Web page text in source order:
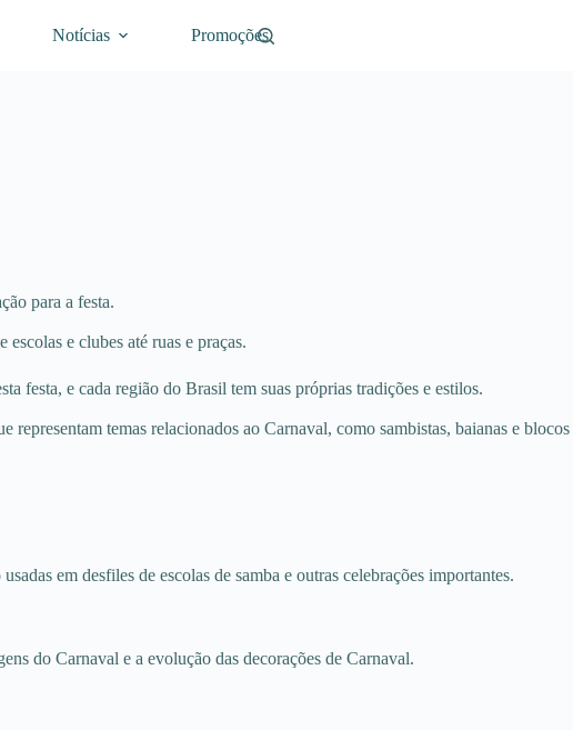
Notícias Promoções
para a festa.
e clubes até ruas e praças.
festa, e cada região do Brasil tem suas próprias tradições e estilos.
representam temas relacionados ao Carnaval, como sambistas, baianas e blocos
em desfiles de escolas de samba e outras celebrações importantes.
do Carnaval e a evolução das decorações de Carnaval.